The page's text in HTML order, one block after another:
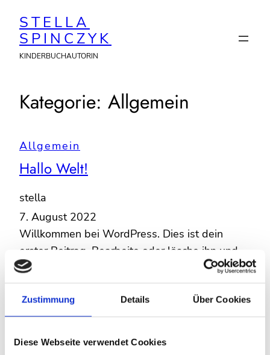
Zustimmung Details Über Cookies
Diese Webseite verwendet Cookies
Inhalt
springen
STELLA
SPINCZYK
KINDERBUCHAUTORIN
Kategorie: Allgemein
Allgemein
Hallo Welt!
stella
7. August 2022
Willkommen bei WordPress. Dies ist dein
erster Beitrag. Bearbeite oder lösche ihn und
beginne mit dem Schreiben!